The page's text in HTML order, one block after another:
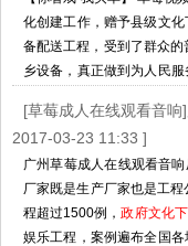
化创建工作，赠予县级文
备配送工程，受到了群众
乡设备，真正做到为人民
污版音响厂家已协助西藏、
http://
[草莓成人在线观看音
2017-03-23 11:33 ]
广州草莓成人在线观看音
厂家既是生产厂家也是工
程超过1500例，政府文化
娱乐工程，案例遍布全国